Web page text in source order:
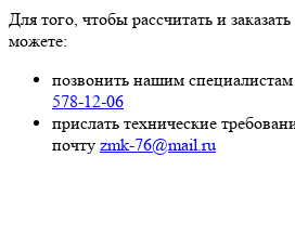
Для того, чтобы рассчитать и
можете:
позвонить нашим
578-12-06
прислать технические
почту zmk-76@mail.ru